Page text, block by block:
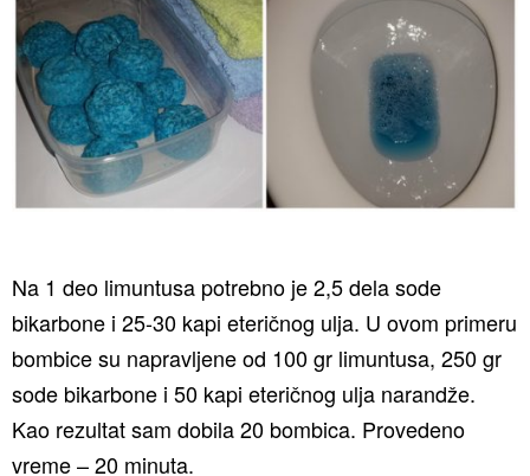
Na 1 deo limuntusa potrebno je 2,5 dela sode
bikarbone i 25-30 kapi eteričnog ulja. U ovom primeru
bombice su napravljene od 100 gr limuntusa, 250 gr
sode bikarbone i 50 kapi eteričnog ulja narandže.
Kao rezultat sam dobila 20 bombica. Provedeno
vreme – 20 minuta.